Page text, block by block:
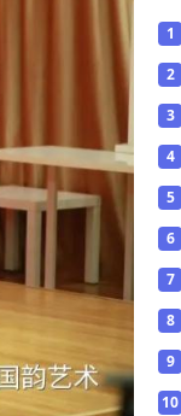
1
2
3
4
5
6
7
8
9
10